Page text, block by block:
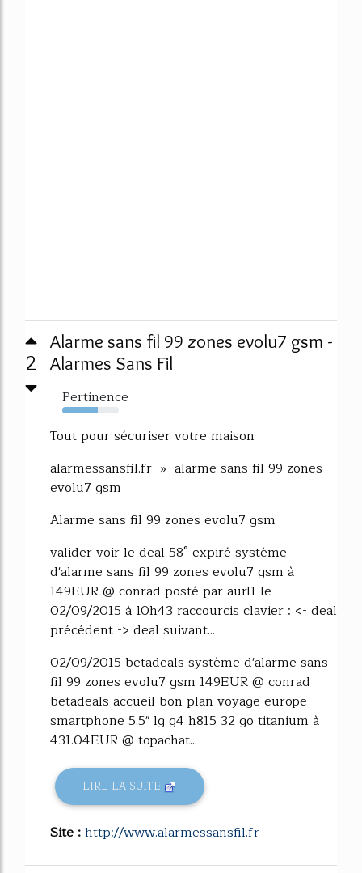
2
Alarme sans fil 99 zones evolu7 gsm -
Alarmes Sans Fil
Pertinence
63%
Tout pour sécuriser votre maison
alarmessansfil.fr » alarme sans fil 99 zones
evolu7 gsm
Alarme sans fil 99 zones evolu7 gsm
valider voir le deal 58° expiré système
d'alarme sans fil 99 zones evolu7 gsm à
149EUR @ conrad posté par aurl1 le
02/09/2015 à 10h43 raccourcis clavier : <- deal
précédent -> deal suivant...
02/09/2015 betadeals système d'alarme sans
fil 99 zones evolu7 gsm 149EUR @ conrad
betadeals accueil bon plan voyage europe
smartphone 5.5" lg g4 h815 32 go titanium à
431.04EUR @ topachat...
LIRE LA SUITE
Site :http://www.alarmessansfil.fr